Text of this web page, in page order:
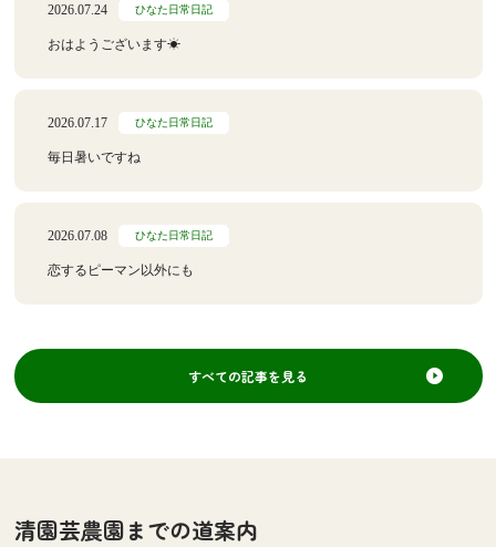
2026.07.24 ひなた日常日記
おはようございます☀
2026.07.17 ひなた日常日記
毎日暑いですね
2026.07.08 ひなた日常日記
恋するピーマン以外にも
すべての記事を見る
清園芸農園までの道案内